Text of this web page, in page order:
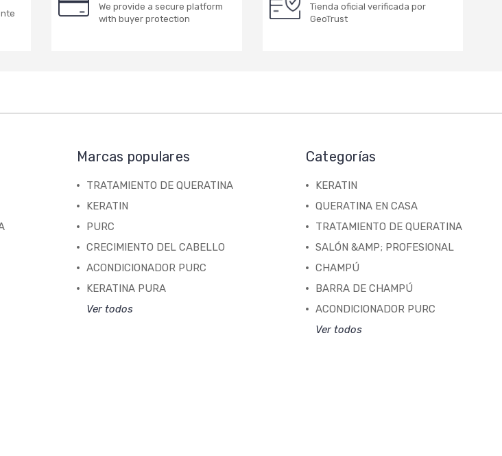
We provide a secure platform
with buyer protection
Tienda oficial verificada por
GeoTrust
Marcas populares
TRATAMIENTO DE QUERATINA
KERATIN
PURC
CRECIMIENTO DEL CABELLO
ACONDICIONADOR PURC
KERATINA PURA
Ver todos
Categorías
KERATIN
QUERATINA EN CASA
TRATAMIENTO DE QUERATINA
SALÓN &AMP; PROFESIONAL
CHAMPÚ
BARRA DE CHAMPÚ
ACONDICIONADOR PURC
Ver todos